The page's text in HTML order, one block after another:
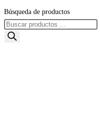
Búsqueda de productos